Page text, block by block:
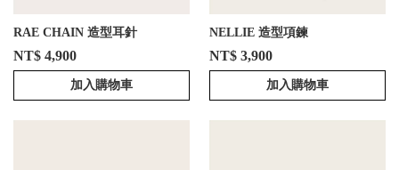
RAE CHAIN 造型耳針
NT$ 4,900
加入購物車
NELLIE 造型項鍊
NT$ 3,900
加入購物車